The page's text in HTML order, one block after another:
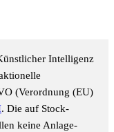
Intelligenz
(Verordnung (EU)
. Die auf Stock-
keine Anlage-